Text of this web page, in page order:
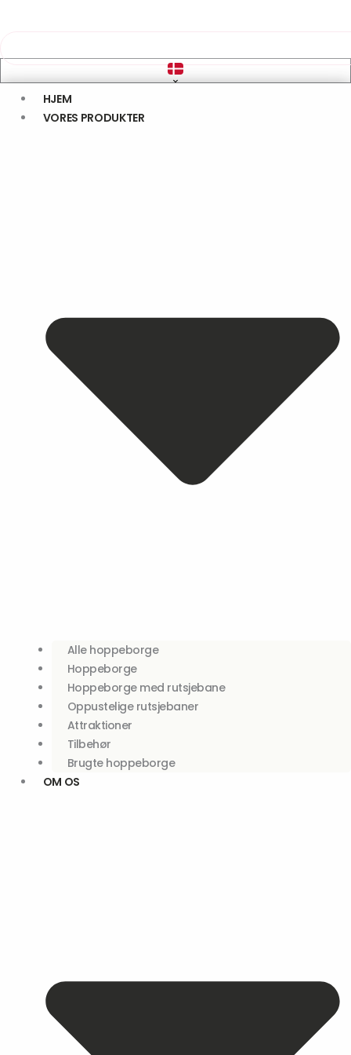
HJEM
VORES PRODUKTER
Alle hoppeborge
Hoppeborge
Hoppeborge med rutsjebane
Oppustelige rutsjebaner
Attraktioner
Tilbehør
Brugte hoppeborge
OM OS